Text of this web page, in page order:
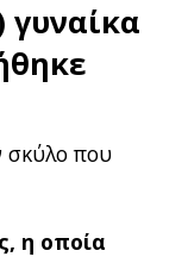
σκύλο που
η οποία